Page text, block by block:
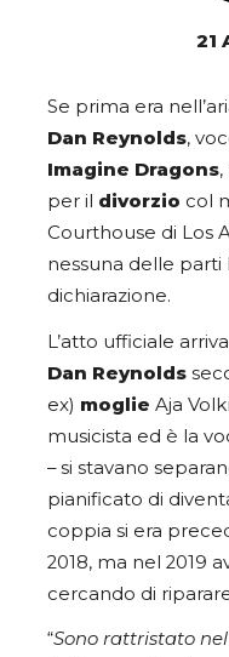
21
Se prima era
Dan Reynolds,
Imagine Dragons
per il divorzio col
Courthouse di Los
nessuna delle parti
dichiarazione.
L’atto ufficiale
Dan Reynolds
ex) moglie Aja
musicista ed è la
– si stavano
pianificato di
coppia si era
2018, ma nel 2019
cercando di
“Sono rattristato